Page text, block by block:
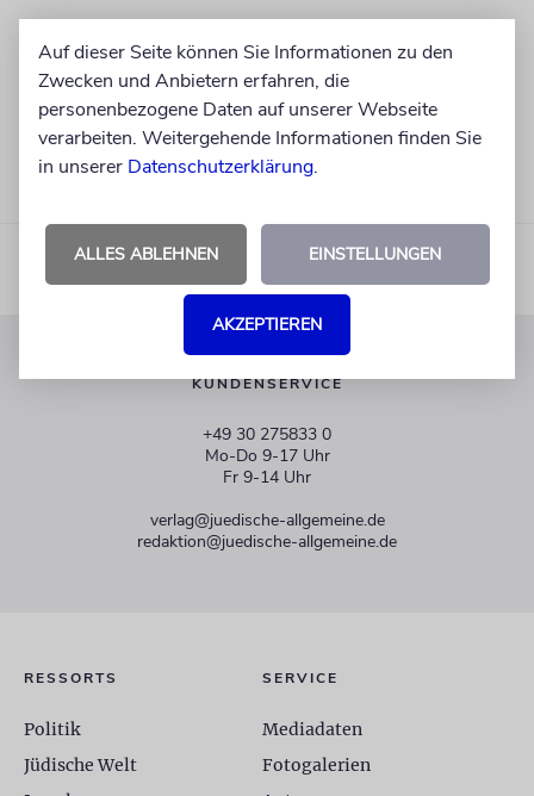
KUNDENSERVICE
+49 30 275833 0
Mo-Do 9-17 Uhr
Fr 9-14 Uhr
verlag@juedische-allgemeine.de
redaktion@juedische-allgemeine.de
RESSORTS
Politik
Jüdische Welt
SERVICE
Mediadaten
Fotogalerien
Auf dieser Seite können Sie Informationen zu den
Zwecken und Anbietern erfahren, die
personenbezogene Daten auf unserer Webseite
verarbeiten. Weitergehende Informationen finden Sie
in unserer Datenschutzerklärung.
ALLES ABLEHNEN EINSTELLUNGEN
AKZEPTIEREN